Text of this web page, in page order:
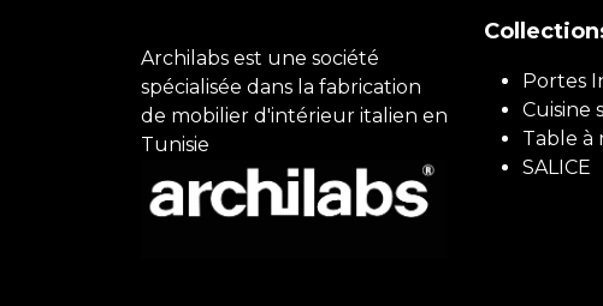
Archilabs est une société
spécialisée dans la fabrication
de mobilier d'intérieur italien en
Tunisie
Portes
Cuisine
Table à
SALICE